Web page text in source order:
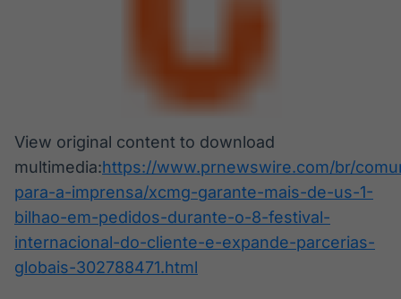
View original content to download
multimedia:https://www.prnewswire.com/br/
para-a-imprensa/xcmg-garante-mais-de-us-1-
bilhao-em-pedidos-durante-o-8-festival-
internacional-do-cliente-e-expande-parcerias-
globais-302788471.html